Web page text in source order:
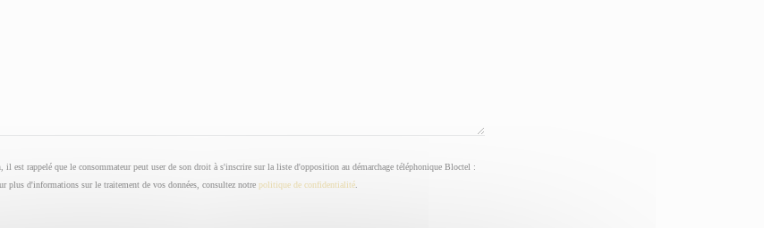
est rappelé que le consommateur peut user de son droit à s'inscrire sur la liste d'opposition au démarchage téléphonique Bloctel :
plus d'informations sur le traitement de vos données, consultez notre politique de confidentialité.